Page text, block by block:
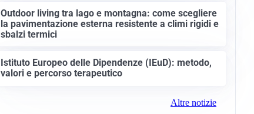
Outdoor living tra lago e montagna: come scegliere
la pavimentazione esterna resistente a climi rigidi e
sbalzi termici
Istituto Europeo delle Dipendenze (IEuD): metodo,
valori e percorso terapeutico
Altre notizie